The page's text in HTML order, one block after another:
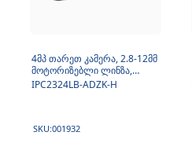
4მპ თარეთ კამერა, 2.8-12მმ
მოტორიზებლი ლინზა,
მიკროფონით
IPC2324LB-ADZK-H
SKU:001932